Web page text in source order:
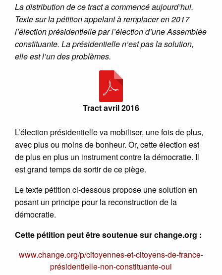
La distribution de ce tract a commencé aujourd’hui.
Texte sur la pétition appelant à remplacer en 2017
l’élection présidentielle par l’élection d’une Assemblée
constituante. La présidentielle n’est pas la solution,
elle est l’un des problèmes.
Tract avril 2016
L’élection présidentielle va mobiliser, une fois de plus,
avec plus ou moins de bonheur. Or, cette élection est
de plus en plus un instrument contre la démocratie. Il
est grand temps de sortir de ce piège.
Le texte pétition ci-dessous propose une solution en
posant un principe pour la reconstruction de la
démocratie.
Cette pétition peut être soutenue sur change.org :
www.change.org/p/citoyennes-et-citoyens-de-france-
présidentielle-non-constituante-oui